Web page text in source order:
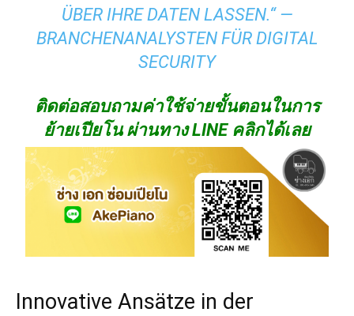
ÜBER IHRE DATEN LASSEN.“ —
BRANCHENANALYSTEN FÜR DIGITAL
SECURITY
ติดต่อสอบถามค่าใช้จ่ายขั้นตอนในการ
ย้ายเปียโน ผ่านทาง LINE คลิกได้เลย
Innovative Ansätze in der